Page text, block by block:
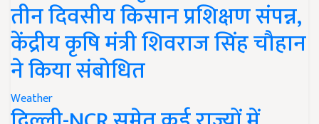
तीन दिवसीय किसान प्रशिक्षण संपन्न,
केंद्रीय कृषि मंत्री शिवराज सिंह चौहान
ने किया संबोधित
Weather